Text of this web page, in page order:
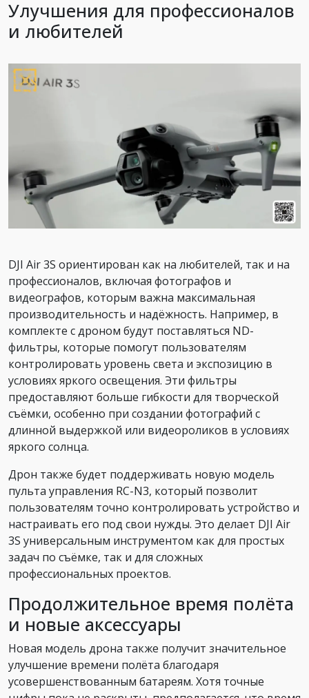
Улучшения для профессионалов
и любителей
DJI Air 3S ориентирован как на любителей, так и на
профессионалов, включая фотографов и
видеографов, которым важна максимальная
производительность и надёжность. Например, в
комплекте с дроном будут поставляться ND-
фильтры, которые помогут пользователям
контролировать уровень света и экспозицию в
условиях яркого освещения. Эти фильтры
предоставляют больше гибкости для творческой
съёмки, особенно при создании фотографий с
длинной выдержкой или видеороликов в условиях
яркого солнца.
Дрон также будет поддерживать новую модель
пульта управления RC-N3, который позволит
пользователям точно контролировать устройство и
настраивать его под свои нужды. Это делает DJI Air
3S универсальным инструментом как для простых
задач по съёмке, так и для сложных
профессиональных проектов.
Продолжительное время полёта
и новые аксессуары
Новая модель дрона также получит значительное
улучшение времени полёта благодаря
усовершенствованным батареям. Хотя точные